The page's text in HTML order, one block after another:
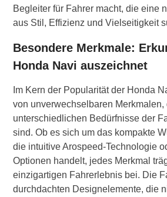
Begleiter für Fahrer macht, die eine
aus Stil, Effizienz und Vielseitigkeit
Besondere Merkmale:
Honda Navi auszeichnet
Im Kern der Popularität der Honda
von unverwechselbaren Merkmalen,
unterschiedlichen Bedürfnisse der
sind. Ob es sich um das kompakte
die intuitive Arospeed-Technologie
Optionen handelt, jedes Merkmal
einzigartigen Fahrerlebnis bei. Die
durchdachten Designelemente, die